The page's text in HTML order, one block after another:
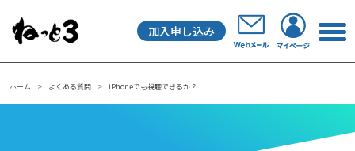
メインナビゲーション
加入申し込み
ホーム よくある質問 iPhoneでも視聴できるか？